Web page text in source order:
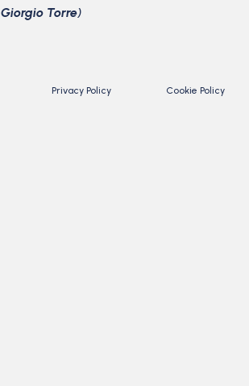
Giorgio Torre)
Privacy Policy Cookie Policy